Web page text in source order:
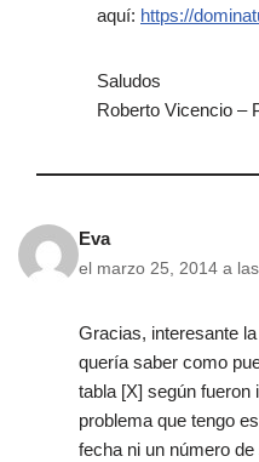
aquí: https://
Saludos
Roberto Vicencio –
Eva
el marzo 25, 2014 a
Gracias, interesante
quería saber como
tabla [X] según fueron
problema que tengo
fecha ni un número